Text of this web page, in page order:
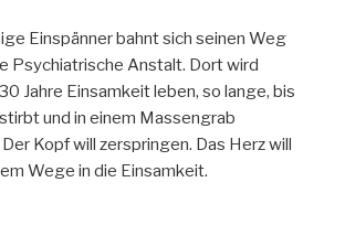
Einspänner bahnt sich seinen Weg
Psychiatrische Anstalt. Dort wird
Jahre Einsamkeit leben, so lange, bis
und in einem Massengrab
Kopf will zerspringen. Das Herz will
Wege in die Einsamkeit.